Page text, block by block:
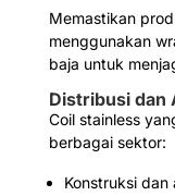
Memastikan
menggunakan
baja untuk
Distribusi dan
Coil stainless
berbagai sektor:
Konstruksi